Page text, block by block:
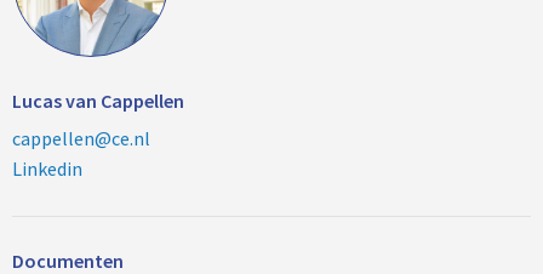
Lucas van Cappellen
cappellen@ce.nl
Linkedin
Documenten